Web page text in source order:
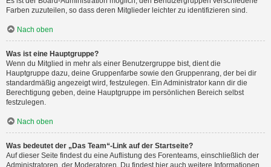
Farben zuzuteilen, so dass deren Mitglieder leichter zu identifizieren sind.
Nach oben
Was ist eine Hauptgruppe?
Wenn du Mitglied in mehr als einer Benutzergruppe bist, dient die
Hauptgruppe dazu, deine Gruppenfarbe sowie den Gruppenrang, der bei dir
standardmäßig angezeigt wird, festzulegen. Ein Administrator kann dir die
Berechtigung geben, deine Hauptgruppe im persönlichen Bereich selbst
festzulegen.
Nach oben
Was bedeutet der „Das Team“-Link auf der Startseite?
Auf dieser Seite findest du eine Auflistung des Forenteams, einschließlich der
Administratoren, der Moderatoren. Du findest hier auch weitere Informationen